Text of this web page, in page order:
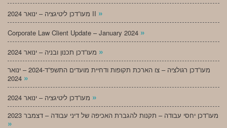
מעו”דכן ליטיגציה – ינואר 2024 II »
Corporate Law Client Update – January 2024 »
»
מעו”דכן רגולציה – צו הארכת תקופות ודחיית מועדים התשפ”ד-2024 – ינואר
»
»
מעו”דכן יחסי עבודה – תקנות להגברת האכיפה של דיני עבודה – דצמבר 2023
»